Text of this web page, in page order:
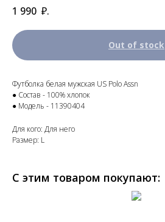
1 990 ₽.
Out of stock
Футболка белая мужская US Polo Assn
● Состав - 100% хлопок
● Модель - 11390404
Для кого: Для него
Размер: L
С этим товаром покупают: